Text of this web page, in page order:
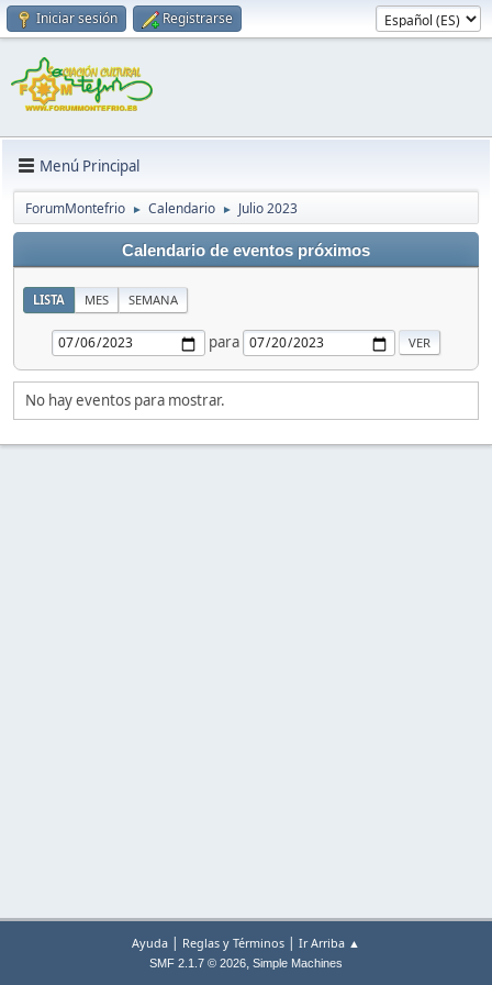
Iniciar sesión Registrarse
Menú Principal
ForumMontefrio ► Calendario ► Julio 2023
Calendario de eventos próximos
LISTA MES SEMANA
para
No hay eventos para mostrar.
Ayuda | Reglas y Términos | Ir Arriba ▲
SMF 2.1.7 © 2026, Simple Machines